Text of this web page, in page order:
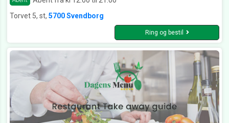
Torvet 5, st, 5700 Svendborg
Ring og bestil